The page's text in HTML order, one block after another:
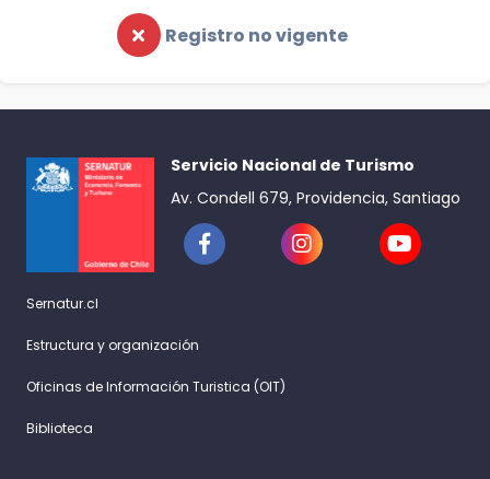
Registro no vigente
Servicio Nacional de Turismo
Av. Condell 679, Providencia, Santiago
Sernatur.cl
Estructura y organización
Oficinas de Información Turistica (OIT)
Biblioteca